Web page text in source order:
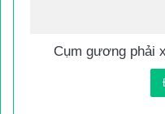
Cụm gương phải